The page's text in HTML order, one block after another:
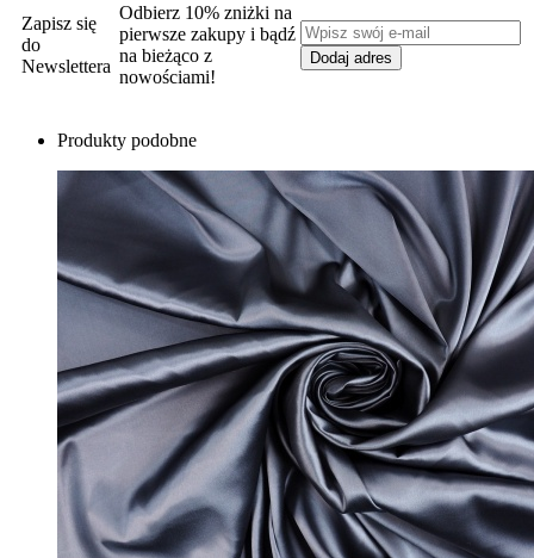
Zapisz się
do
Newslettera
Odbierz 10% zniżki na
pierwsze zakupy i bądź
na bieżąco z
nowościami!
Produkty podobne